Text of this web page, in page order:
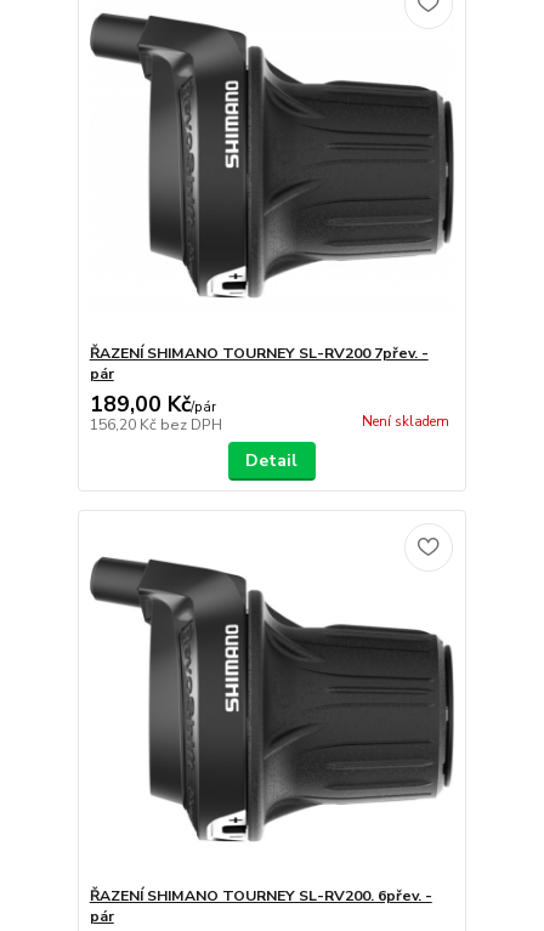
ŘAZENÍ SHIMANO TOURNEY SL-RV200 7přev. -
pár
189,00 Kč/pár
156,20 Kč bez DPH Není skladem
Detail
ŘAZENÍ SHIMANO TOURNEY SL-RV200. 6přev. -
pár